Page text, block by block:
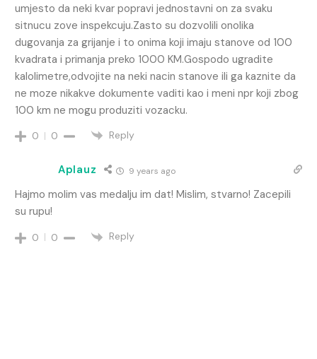
umjesto da neki kvar popravi jednostavni on za svaku
sitnucu zove inspekcuju.Zasto su dozvolili onolika
dugovanja za grijanje i to onima koji imaju stanove od 100
kvadrata i primanja preko 1000 KM.Gospodo ugradite
kalolimetre,odvojite na neki nacin stanove ili ga kaznite da
ne moze nikakve dokumente vaditi kao i meni npr koji zbog
100 km ne mogu produziti vozacku.
0 0 Reply
Aplauz 9 years ago
Hajmo molim vas medalju im dat! Mislim, stvarno! Zacepili
su rupu!
0 0 Reply